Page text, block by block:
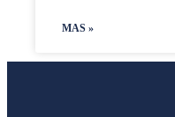
MAS »